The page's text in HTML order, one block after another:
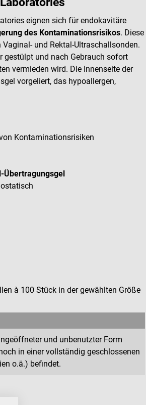
eignen sich für endokavitäre
des Kontaminationsrisikos. Diese
und Rektal-Ultraschallsonden.
gestülpt und nach Gebrauch sofort
vermieden wird. Die Innenseite der
vorgeliert, das hypoallergen,
Kontaminationsrisiken
Übertragungsgel
à 100 Stück in der gewählten Größe
und unbenutzter Form
in einer vollständig geschlossenen
o.ä.) befindet.